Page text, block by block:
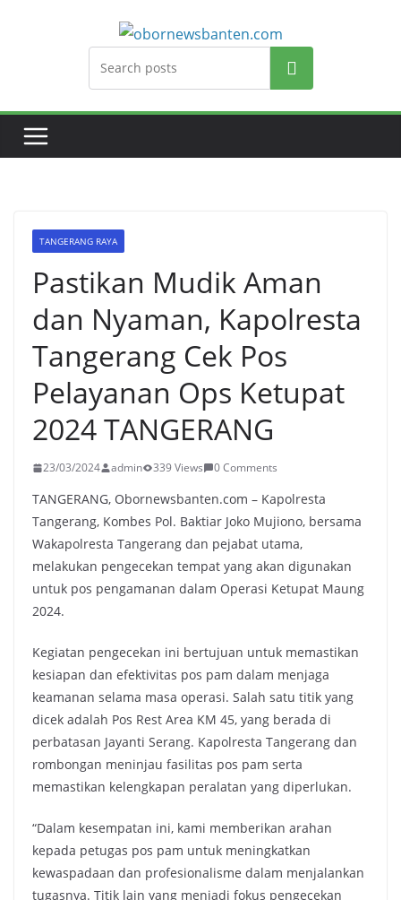
Search
TANGERANG RAYA
Pastikan Mudik Aman
dan Nyaman, Kapolresta
Tangerang Cek Pos
Pelayanan Ops Ketupat
2024 TANGERANG
23/03/2024 admin 339 Views 0 Comments
TANGERANG, Obornewsbanten.com – Kapolresta
Tangerang, Kombes Pol. Baktiar Joko Mujiono, bersama
Wakapolresta Tangerang dan pejabat utama,
melakukan pengecekan tempat yang akan digunakan
untuk pos pengamanan dalam Operasi Ketupat Maung
2024.
Kegiatan pengecekan ini bertujuan untuk memastikan
kesiapan dan efektivitas pos pam dalam menjaga
keamanan selama masa operasi. Salah satu titik yang
dicek adalah Pos Rest Area KM 45, yang berada di
perbatasan Jayanti Serang. Kapolresta Tangerang dan
rombongan meninjau fasilitas pos pam serta
memastikan kelengkapan peralatan yang diperlukan.
“Dalam kesempatan ini, kami memberikan arahan
kepada petugas pos pam untuk meningkatkan
kewaspadaan dan profesionalisme dalam menjalankan
tugasnya. Titik lain yang menjadi fokus pengecekan